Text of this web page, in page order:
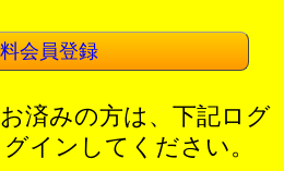
会員登録
済みの方は、下記ログ
インしてください。